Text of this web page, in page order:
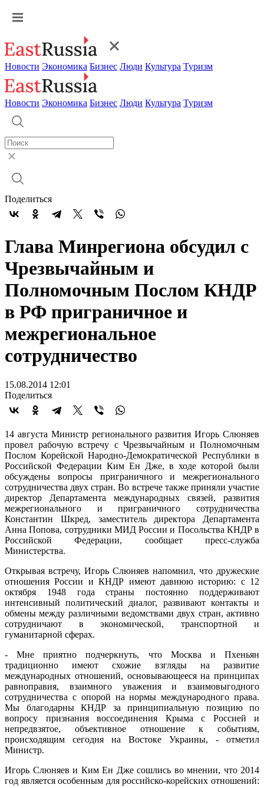
Новости Экономика Бизнес Люди Культура Туризм
Новости Экономика Бизнес Люди Культура Туризм
Поделиться
Глава Минрегиона обсудил с
Чрезвычайным и
Полномочным Послом КНДР
в РФ приграничное и
межрегиональное
сотрудничество
15.08.2014 12:01
Поделиться
14 августа Министр регионального развития Игорь Слюняев
провел рабочую встречу с Чрезвычайным и Полномочным
Послом Корейской Народно-Демократической Республики в
Российской Федерации Ким Ен Дже, в ходе которой были
обсуждены вопросы приграничного и межрегионального
сотрудничества двух стран. Во встрече также приняли участие
директор Департамента международных связей, развития
межрегионального и приграничного сотрудничества
Константин Шкред, заместитель директора Департамента
Анна Попова, сотрудники МИД России и Посольства КНДР в
Российской Федерации, сообщает пресс-служба
Министерства.
Открывая встречу, Игорь Слюняев напомнил, что дружеские
отношения России и КНДР имеют давнюю историю: с 12
октября 1948 года страны постоянно поддерживают
интенсивный политический диалог, развивают контакты и
обмены между различными ведомствами двух стран, активно
сотрудничают в экономической, транспортной и
гуманитарной сферах.
- Мне приятно подчеркнуть, что Москва и Пхеньян
традиционно имеют схожие взгляды на развитие
международных отношений, основывающееся на принципах
равноправия, взаимного уважения и взаимовыгодного
сотрудничества с опорой на нормы международного права.
Мы благодарны КНДР за принципиальную позицию по
вопросу признания воссоединения Крыма с Россией и
непредвзятое, объективное отношение к событиям,
происходящим сегодня на Востоке Украины, - отметил
Министр.
Игорь Слюняев и Ким Ен Дже сошлись во мнении, что 2014
год является особенным для российско-корейских отношений: